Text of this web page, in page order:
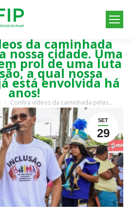
da caminhada
nossa cidade. Uma
prol de uma luta
a qual nossa
está envolvida há
anos!
Confira vídeos da caminhada pelas…
SET
29